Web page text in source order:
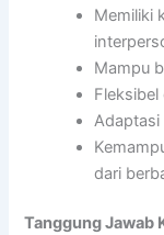
Memiliki
Mampu
Fleksibel
Adaptasi
dari
Tanggung Jawab